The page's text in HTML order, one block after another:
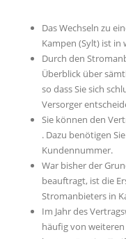
Das Wechseln zu
Kampen (Sylt) ist
Durch den
Überblick über
so dass Sie sich
Versorger
Sie können den
. Dazu benötigen
Kundennummer.
War bisher der
beauftragt, ist die
Stromanbieters in
Im Jahr des
häufig von